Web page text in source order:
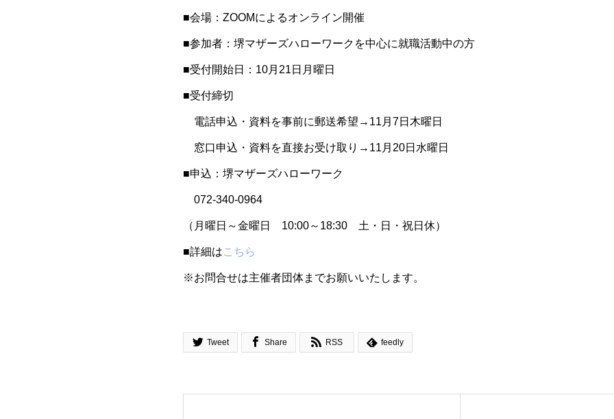
■会場：ZOOMによるオンライン開催
■参加者：堺マザーズハローワークを中心に就職活動中の方
■受付開始日：10月21日月曜日
■受付締切
電話申込・資料を事前に郵送希望→11月7日木曜日
窓口申込・資料を直接お受け取り→11月20日水曜日
■申込：堺マザーズハローワーク
072-340-0964
（月曜日～金曜日 10:00～18:30 土・日・祝日休）
■詳細はこちら
※お問合せは主催者団体までお願いいたします。
 Tweet  Share  RSS  feedly